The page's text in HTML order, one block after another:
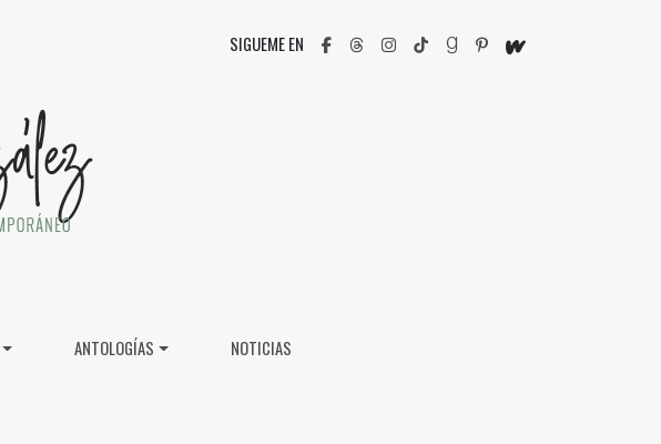
SIGUEME EN
ANTOLOGÍAS NOTICIAS